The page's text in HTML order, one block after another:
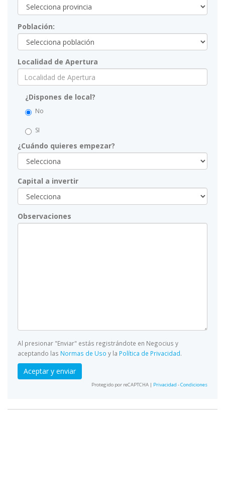
Población:
Localidad de Apertura
¿Dispones de local?
No
SI
¿Cuándo quieres empezar?
Capital a invertir
Observaciones
Al presionar "Enviar" estás registrándote en Negocius y
aceptando las Normas de Uso y la Política de Privacidad.
Aceptar y enviar
Protegido por reCAPTCHA | Privacidad -Condiciones